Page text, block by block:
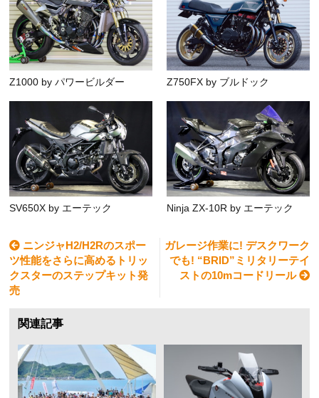
Z1000 by パワービルダー Z750FX by ブルドック
SV650X by エーテック Ninja ZX-10R by エーテック
ニンジャH2/H2Rのスポー
ツ性能をさらに高めるトリッ
クスターのステップキット発
売
ガレージ作業に! デスクワーク
でも! “BRID”ミリタリーテイ
ストの10mコードリール
関連記事